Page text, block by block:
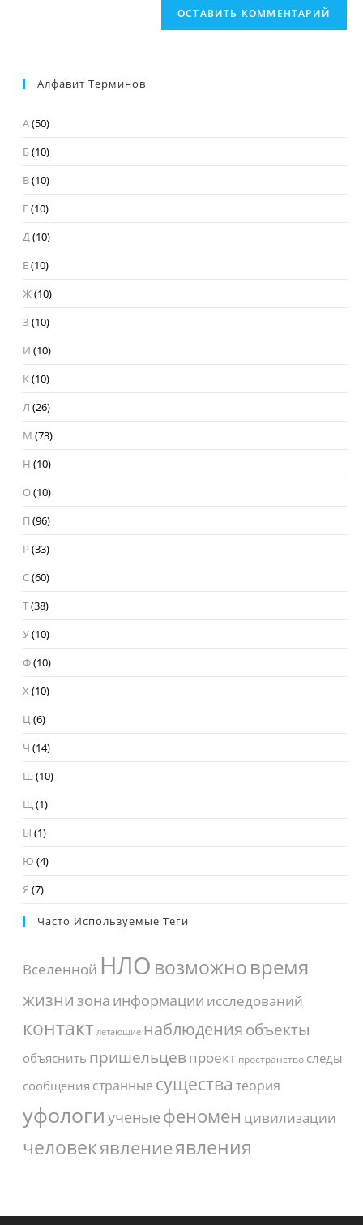
Алфавит Терминов
А(50)
Б(10)
В(10)
Г(10)
Д(10)
Е(10)
Ж(10)
З (10)
И (10)
К(10)
Л (26)
М (73)
Н (10)
О(10)
П (96)
Р (33)
С(60)
Т(38)
У(10)
Ф(10)
Х (10)
Ц(6)
Ч (14)
Ш (10)
Щ(1)
Ы (1)
Ю (4)
Я (7)
Часто Используемые Теги
Вселенной НЛО возможновремя
жизни зона информации исследований
контакт летающие наблюденияобъекты
объяснить пришельцев проект пространство следы
сообщения странные существа теория
уфологи ученые феномен цивилизации
человекявлениеявления